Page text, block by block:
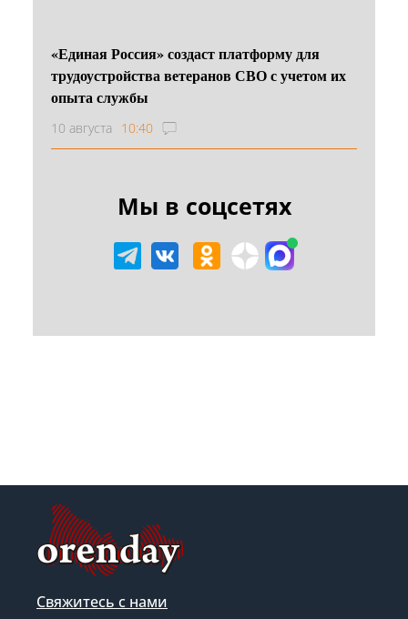
«Единая Россия» создаст платформу для
трудоустройства ветеранов СВО с учетом их
опыта службы
10 августа 10:40
Мы в соцсетях
Свяжитесь с нами